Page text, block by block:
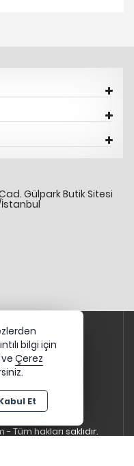
Gülpark Butik Sitesi
İstanbul
hakları saklıdır.
bilgi için
ve Çerez
Et